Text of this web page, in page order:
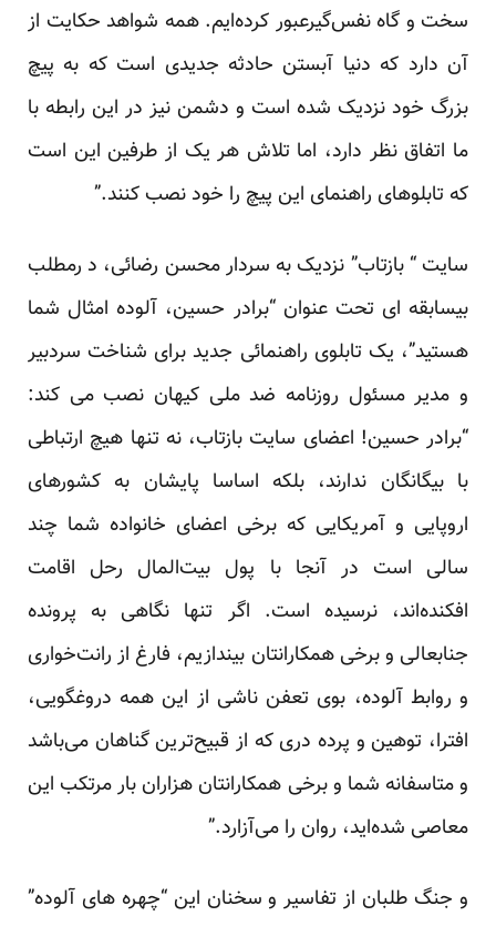
سخت و گاه نفس‌‌گیرعبور کرده‌ایم. همه شواهد حکایت از
آن دارد که دنیا آبستن حادثه جدیدی است که به پیچ
بزرگ خود نزدیک شده است و دشمن نیز در این رابطه با
ما اتفاق نظر دارد، اما تلاش هر یک از طرفین این است
که تابلوهای راهنمای این پیچ را خود نصب کنند.”
سایت “ بازتاب” نزدیک به سردار محسن رضائی، د رمطلب
بیسابقه ای تحت عنوان “برادر حسین، آلوده امثال شما
هستید”، یک تابلوی راهنمائی جدید برای شناخت سردبیر
و مدیر مسئول روزنامه ضد ملی کیهان نصب می کند:
“برادر حسین! اعضای سایت بازتاب، نه تنها هیچ ارتباطی
با بیگانگان ندارند، بلکه اساسا پایشان به کشورهای
اروپایی و آمریکایی که برخی اعضای خانواده شما چند
سالی است در آنجا با پول بیت‌المال رحل اقامت
افکنده‌اند، نرسیده است. اگر تنها نگاهی به پرونده
جنابعالی و برخی همکارانتان بیندازیم، فارغ از رانت‌خواری
و روابط آلوده، بوی تعفن ناشی از این همه دروغگویی،
افترا، توهین و پرده دری که از قبیح‌ترین گناهان می‌باشد
و متاسفانه شما و برخی همکارانتان هزاران بار مرتکب این
معاصی شده‌اید، روان را می‌آزارد.”
و جنگ طلبان از تفاسیر و سخنان این “چهره های آلوده”